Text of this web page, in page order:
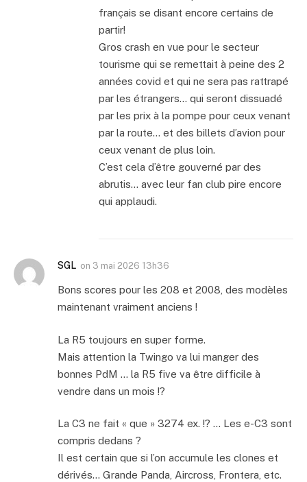
français se disant encore certains de
partir!
Gros crash en vue pour le secteur
tourisme qui se remettait à peine des 2
années covid et qui ne sera pas rattrapé
par les étrangers… qui seront dissuadé
par les prix à la pompe pour ceux venant
par la route… et des billets d’avion pour
ceux venant de plus loin.
C’est cela d’être gouverné par des
abrutis… avec leur fan club pire encore
qui applaudi.
SGL on 3 mai 2026 13h36
Bons scores pour les 208 et 2008, des modèles
maintenant vraiment anciens !
La R5 toujours en super forme.
Mais attention la Twingo va lui manger des
bonnes PdM … la R5 five va être difficile à
vendre dans un mois !?
La C3 ne fait « que » 3274 ex. !? … Les e-C3 sont
compris dedans ?
Il est certain que si l’on accumule les clones et
dérivés… Grande Panda, Aircross, Frontera, etc.